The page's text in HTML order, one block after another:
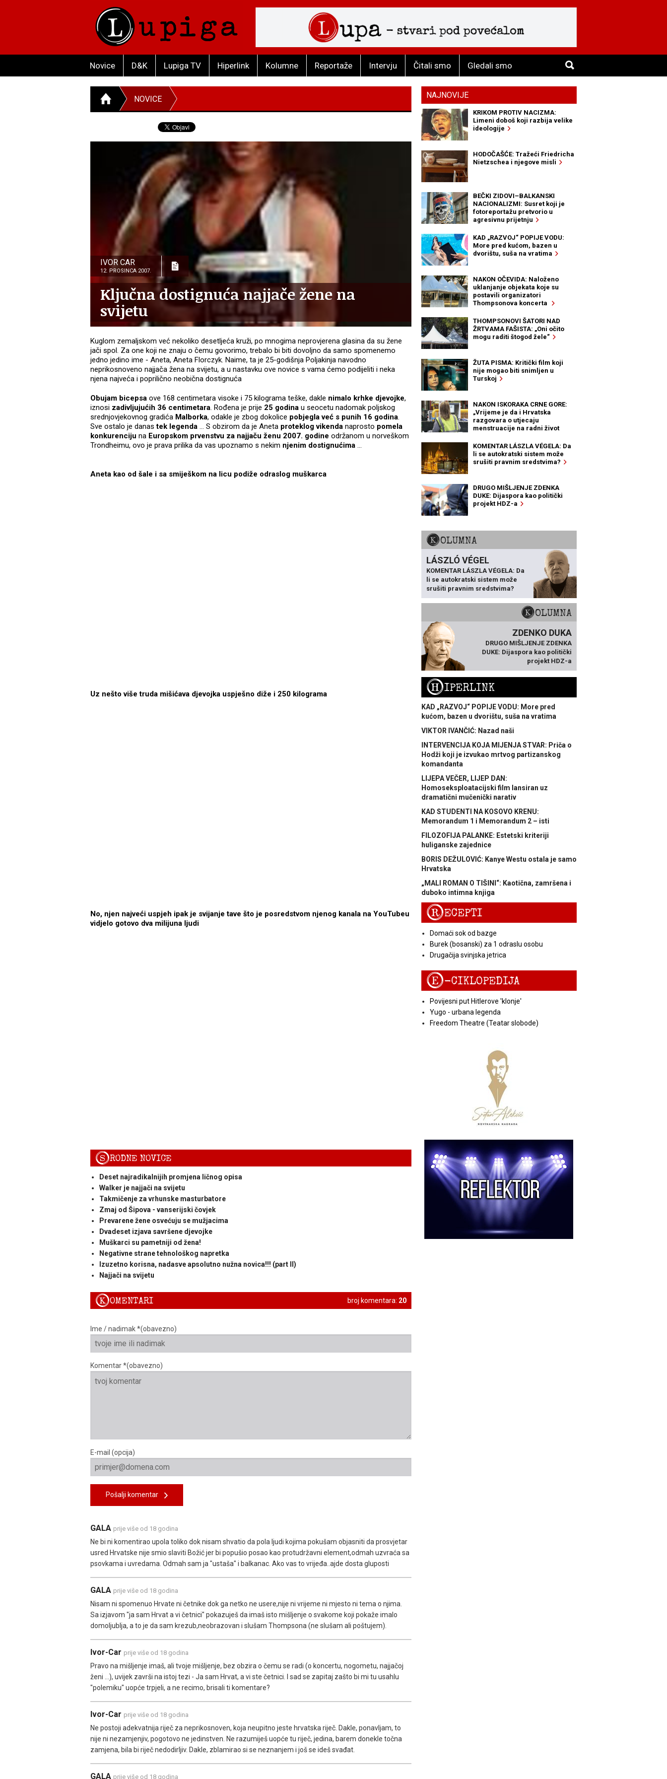
Novice D&K Lupiga TV Hiperlink Kolumne Reportaže Intervju Čitali smo Gledali smo
NOVICE
IVOR CAR
12. PROSINCA 2007.
Ključna dostignuća najjače žene na
svijetu
Kuglom zemaljskom već nekoliko desetljeća kruži, po mnogima neprovjerena glasina da su žene
jači spol. Za one koji ne znaju o čemu govorimo, trebalo bi biti dovoljno da samo spomenemo
jedno jedino ime - Aneta, Aneta Florczyk. Naime, ta je 25-godišnja Poljakinja navodno
neprikosnoveno najjača žena na svijetu, a u nastavku ove novice s vama ćemo podijeliti i neka
njena najveća i poprilično neobična dostignuća
Obujam bicepsa ove 168 centimetara visoke i 75 kilograma teške, dakle nimalo krhke djevojke,
iznosi zadivljujućih 36 centimetara. Rođena je prije 25 godina u seocetu nadomak poljskog
srednjovjekovnog gradića Malborka, odakle je zbog dokolice pobjegla već s punih 16 godina.
Sve ostalo je danastek legenda ... S obzirom da je Aneta proteklog vikenda naprosto pomela
konkurenciju na Europskom prvenstvu za najjaču ženu 2007. godine održanom u norveškom
Trondheimu, ovo je prava prilika da vas upoznamo s nekim njenim dostignućima ...
Aneta kao od šale i sa smiješkom na licu podiže odraslog muškarca
Uz nešto više truda mišićava djevojka uspješno diže i 250 kilograma
No, njen najveći uspjeh ipak je svijanje tave što je posredstvom njenog kanala na YouTubeu
vidjelo gotovo dva milijuna ljudi
SRODNE NOVICE
Deset najradikalnijih promjena ličnog opisa
Walker je najjači na svijetu
Takmičenje za vrhunske masturbatore
Zmaj od Šipova - vanserijski čovjek
Prevarene žene osvećuju se mužjacima
Dvadeset izjava savršene djevojke
Muškarci su pametniji od žena!
Negativne strane tehnološkog napretka
Izuzetno korisna, nadasve apsolutno nužna novica!!! (part II)
Najjači na svijetu
broj komentara: 20
KOMENTARI
Ime / nadimak *(obavezno)
Komentar *(obavezno)
E-mail (opcija)
Pošalji komentar
GALA prije više od 18 godina
Ne bi ni komentirao upola toliko dok nisam shvatio da pola ljudi kojima pokušam objasniti da prosvjetar
usred Hrvatske nije smio slaviti Božić jer bi popušio posao kao protudržavni element,odmah uzvraća sa
psovkama i uvredama. Odmah sam ja "ustaša" i balkanac. Ako vas to vrijeđa..ajde dosta gluposti
GALA prije više od 18 godina
Nisam ni spomenuo Hrvate ni četnike dok ga netko ne usere,nije ni vrijeme ni mjesto ni tema o njima.
Sa izjavom "ja sam Hrvat a vi četnici" pokazuješ da imaš isto mišljenje o svakome koji pokaže imalo
domoljublja, a to je da sam krezub,neobrazovan i slušam Thompsona (ne slušam ali poštujem).
Ivor-Car prije više od 18 godina
Pravo na mišljenje imaš, ali tvoje mišljenje, bez obzira o čemu se radi (o koncertu, nogometu, najjačoj
ženi ...), uvijek završi na istoj tezi - Ja sam Hrvat, a vi ste četnici. I sad se zapitaj zašto bi mi tu usahlu
"polemiku" uopće trpjeli, a ne recimo, brisali ti komentare?
Ivor-Car prije više od 18 godina
Ne postoji adekvatnija riječ za neprikosnoven, koja neupitno jeste hrvatska riječ. Dakle, ponavljam, to
nije ni nezamjenjiv, pogotovo ne jedinstven. Ne razumiješ uopće tu riječ, jedina, barem donekle točna
zamjena, bila bi riječ nedodirljiv. Dakle, zblamirao si se neznanjem i još se ideš svađat.
GALA prije više od 18 godina
NAJNOVIJE
KRIKOM PROTIV NACIZMA:
Limeni doboš koji razbija velike
ideologije
HODOČAŠĆE: Tražeći Friedricha
Nietzschea i njegove misli
BEČKI ZIDOVI–BALKANSKI
NACIONALIZMI: Susret koji je
fotoreportažu pretvorio u
agresivnu prijetnju
KAD „RAZVOJ“ POPIJE VODU:
More pred kućom, bazen u
dvorištu, suša na vratima
NAKON OČEVIDA: Naloženo
uklanjanje objekata koje su
postavili organizatori
Thompsonova koncerta
THOMPSONOVI ŠATORI NAD
ŽRTVAMA FAŠISTA: „Oni očito
mogu raditi štogod žele“
ŽUTA PISMA: Kritički film koji
nije mogao biti snimljen u
Turskoj
NAKON ISKORAKA CRNE GORE:
„Vrijeme je da i Hrvatska
razgovara o utjecaju
menstruacije na radni život
KOMENTAR LÁSZLA VÉGELA: Da
li se autokratski sistem može
srušiti pravnim sredstvima?
DRUGO MIŠLJENJE ZDENKA
DUKE: Dijaspora kao politički
projekt HDZ-a
KOLUMNA
LÁSZLÓ VÉGEL
KOMENTAR LÁSZLA VÉGELA: Da
li se autokratski sistem može
srušiti pravnim sredstvima?
KOLUMNA
ZDENKO DUKA
DRUGO MIŠLJENJE ZDENKA
DUKE: Dijaspora kao politički
projekt HDZ-a
HIPERLINK
KAD „RAZVOJ“ POPIJE VODU: More pred
kućom, bazen u dvorištu, suša na vratima
VIKTOR IVANČIĆ: Nazad naši
INTERVENCIJA KOJA MIJENJA STVAR: Priča o
Hodži koji je izvukao mrtvog partizanskog
komandanta
LIJEPA VEČER, LIJEP DAN:
Homoseksploatacijski film lansiran uz
dramatični mučenički narativ
KAD STUDENTI NA KOSOVO KRENU:
Memorandum 1 i Memorandum 2 – isti
FILOZOFIJA PALANKE: Estetski kriteriji
huliganske zajednice
BORIS DEŽULOVIĆ: Kanye Westu ostala je samo
Hrvatska
„MALI ROMAN O TIŠINI“: Kaotična, zamršena i
duboko intimna knjiga
RECEPTI
Domaći sok od bazge
Burek (bosanski) za 1 odraslu osobu
Drugačija svinjska jetrica
E-CIKLOPEDIJA
Povijesni put Hitlerove 'klonje'
Yugo - urbana legenda
Freedom Theatre (Teatar slobode)